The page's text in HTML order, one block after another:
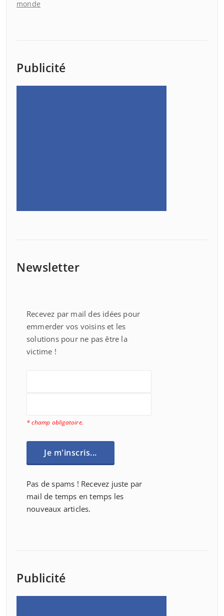
monde
Publicité
Newsletter
Recevez par mail des idées pour
emmerder vos voisins et les
solutions pour ne pas être la
victime !
* champ obligatoire.
Pas de spams ! Recevez juste par
mail de temps en temps les
nouveaux articles.
Publicité